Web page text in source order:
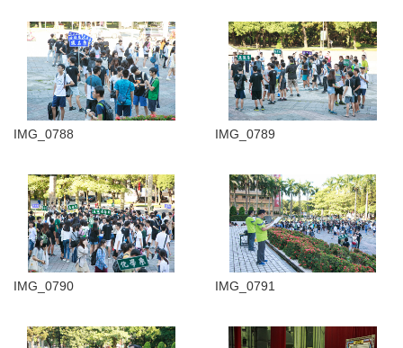
IMG_0788 IMG_0789
IMG_0790 IMG_0791